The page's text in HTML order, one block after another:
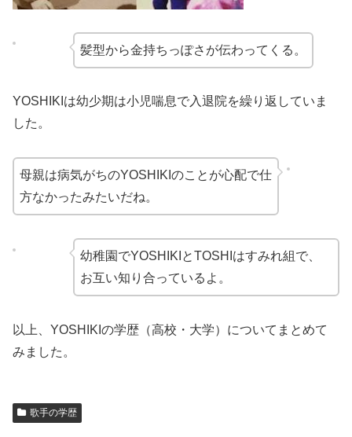
髪型から金持ちっぽさが伝わってくる。
YOSHIKIは幼少期は小児喘息で入退院を繰り返していま
した。
母親は病気がちのYOSHIKIのことが心配で仕
方なかったみたいだね。
幼稚園でYOSHIKIとTOSHIはすみれ組で、
お互い知り合っているよ。
以上、YOSHIKIの学歴（高校・大学）についてまとめて
みました。
歌手の学歴